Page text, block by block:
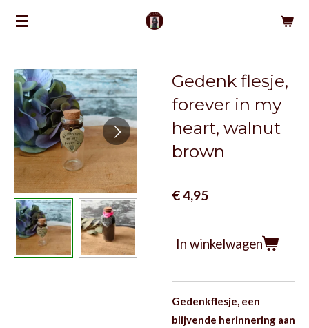
Ga
de
hoofdinhoud
Gedenk flesje,
forever in my
heart, walnut
brown
€ 4,95
In winkelwagen
Gedenkflesje, een
blijvende herinnering aan